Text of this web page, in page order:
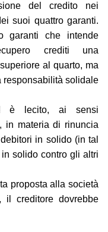
del credito nei
suoi quattro garanti.
garanti che intende
crediti una
al quarto, ma
responsabilità solidale
è lecito, ai sensi
in materia di rinuncia
in solido (in tal
solido contro gli altri
proposta alla società
il creditore dovrebbe